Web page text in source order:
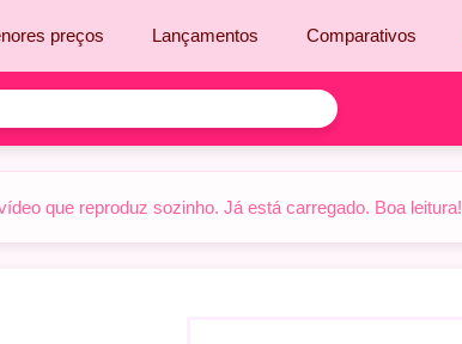
preços Lançamentos Comparativos
que reproduz sozinho. Já está carregado. Boa leitura!